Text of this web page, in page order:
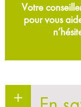
Votre
pour vous